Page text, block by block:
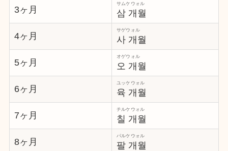
3ヶ月 삼 개월
サムケウォル
4ヶ月 사 개월
サゲウォル
5ヶ月 오 개월
オゲウォル
6ヶ月 육 개월
ユッケウォル
7ヶ月 칠 개월
チルケウォル
8ヶ月 팔 개월
パルケウォル